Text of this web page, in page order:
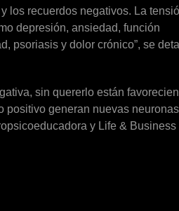
los recuerdos negativos. La
depresión, ansiedad, función
psoriasis y dolor crónico”, se
sin quererlo están
positivo generan nuevas
y Life & Business